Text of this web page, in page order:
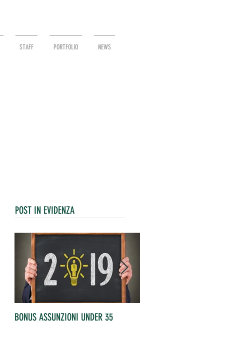
STAFF PORTFOLIO NEWS
POST IN EVIDENZA
BONUS ASSUNZIONI UNDER 35